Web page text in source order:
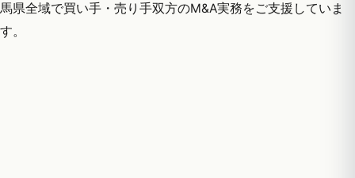
馬県全域で買い手・売り手双方のM&A実務をご支援していま
す。